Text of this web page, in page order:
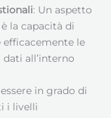
: Un aspetto
la capacità di
efficacemente le
all’interno
in grado di
i livelli